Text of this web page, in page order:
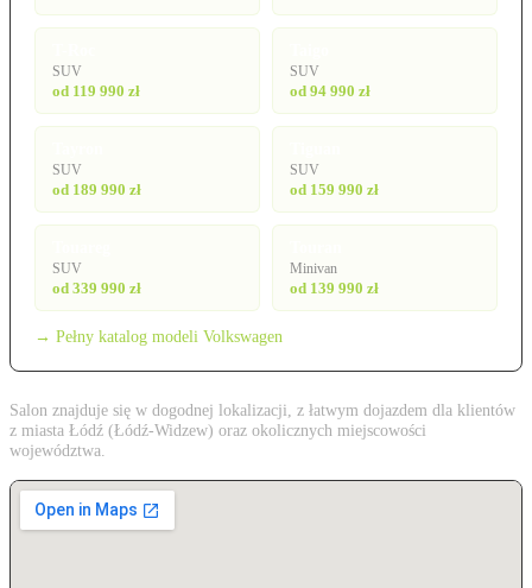
SUV
od 119 990 zł
SUV
od 94 990 zł
SUV
od 189 990 zł
SUV
od 159 990 zł
SUV
od 339 990 zł
Minivan
od 139 990 zł
→ Pełny katalog modeli Volkswagen
Salon znajduje się w dogodnej lokalizacji, z łatwym dojazdem dla klientów
z miasta Łódź (Łódź-Widzew) oraz okolicznych miejscowości
województwa.